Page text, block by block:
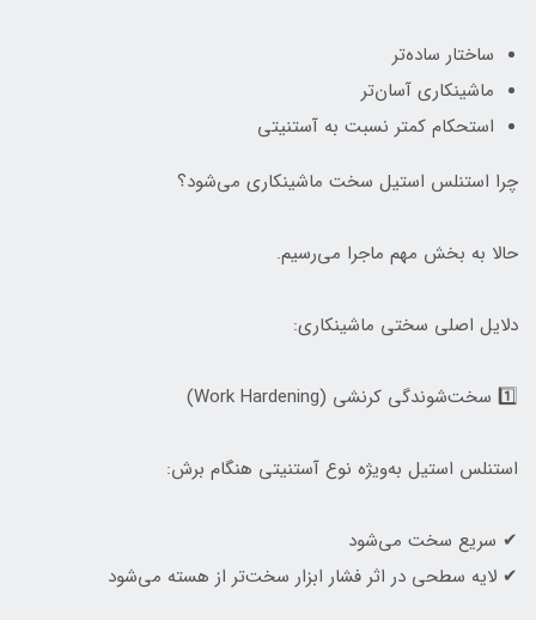
ساختار ساده‌تر
ماشینکاری آسان‌تر
استحکام کمتر نسبت به آستنیتی
چرا استنلس استیل سخت ماشینکاری می‌شود؟
حالا به بخش مهم ماجرا می‌رسیم.
دلایل اصلی سختی ماشینکاری:
1️⃣ سخت‌شوندگی کرنشی (Work Hardening)
استنلس استیل به‌ویژه نوع آستنیتی هنگام برش:
✔ سریع سخت می‌شود
✔ لایه سطحی در اثر فشار ابزار سخت‌تر از هسته می‌شود